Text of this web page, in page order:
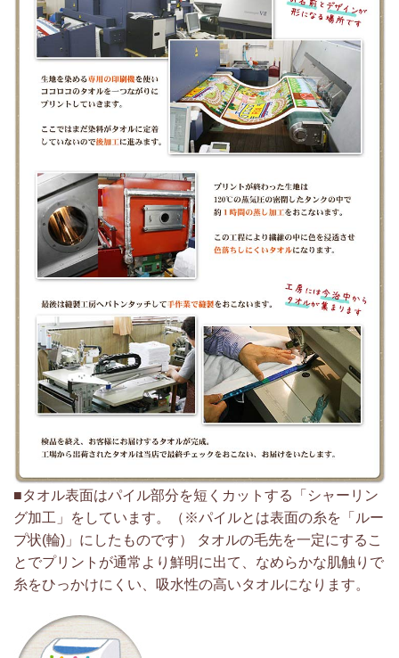
■タオル表面はパイル部分を短くカットする「シャーリン
グ加工」をしています。（※パイルとは表面の糸を「ルー
プ状(輪)」にしたものです） タオルの毛先を一定にするこ
とでプリントが通常より鮮明に出て、なめらかな肌触りで
糸をひっかけにくい、吸水性の高いタオルになります。